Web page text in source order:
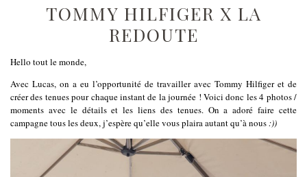
TOMMY HILFIGER X LA
REDOUTE
Hello tout le monde,
Avec Lucas, on a eu l’opportunité de travailler avec Tommy Hilfiger et de
créer des tenues pour chaque instant de la journée ! Voici donc les 4 photos /
moments avec le détails et les liens des tenues. On a adoré faire cette
campagne tous les deux, j’espère qu’elle vous plaira autant qu’à nous :))